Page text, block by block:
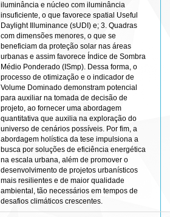
iluminância e núcleo com iluminância
insuficiente, o que favorece spatial Useful
Daylight Illuminance (sUDI) e; 3. Quadras
com dimensões menores, o que se
beneficiam da proteção solar nas áreas
urbanas e assim favorece Índice de Sombra
Médio Ponderado (ISmp). Dessa forma, o
processo de otimização e o indicador de
Volume Dominado demonstram potencial
para auxiliar na tomada de decisão de
projeto, ao fornecer uma abordagem
quantitativa que auxilia na exploração do
universo de cenários possíveis. Por fim, a
abordagem holística da tese impulsiona a
busca por soluções de eficiência energética
na escala urbana, além de promover o
desenvolvimento de projetos urbanísticos
mais resilientes e de maior qualidade
ambiental, tão necessários em tempos de
desafios climáticos crescentes.